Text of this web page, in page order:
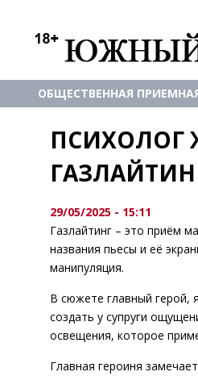
ОБЩЕСТВЕННАЯ
ПСИХОЛОГ
29/05/2025 - 15:11
Газлайтинг – это приём
названия пьесы и её
манипуляция.
В сюжете главный
создать у супруги
освещения, которое
Главная героиня